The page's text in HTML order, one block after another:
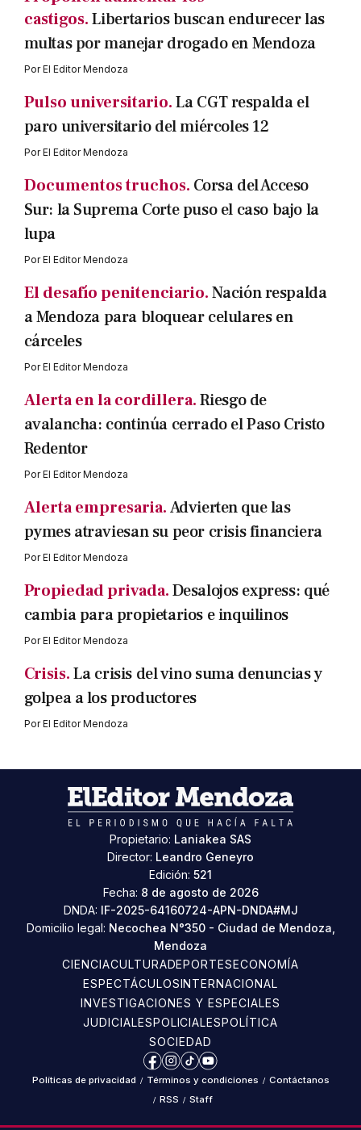
castigos.Libertarios buscan endurecer las
multas por manejar drogado en Mendoza
PorEl Editor Mendoza
Pulso universitario.La CGT respalda el
paro universitario del miércoles 12
PorEl Editor Mendoza
Documentos truchos. Corsa del Acceso
Sur: la Suprema Corte puso el caso bajo la
lupa
PorEl Editor Mendoza
El desafío penitenciario.Nación respalda
a Mendoza para bloquear celulares en
cárceles
PorEl Editor Mendoza
Alerta en la cordillera.Riesgo de
avalancha: continúa cerrado el Paso Cristo
Redentor
PorEl Editor Mendoza
Alerta empresaria.Advierten que las
pymes atraviesan su peor crisis financiera
PorEl Editor Mendoza
Propiedad privada.Desalojos express: qué
cambia para propietarios e inquilinos
PorEl Editor Mendoza
Crisis.La crisis del vino suma denuncias y
golpea a los productores
PorEl Editor Mendoza
Propietario: Laniakea SAS
Director: Leandro Geneyro
Edición: 521
Fecha: 8 de agosto de 2026
DNDA: IF-2025-64160724-APN-DNDA#MJ
Domicilio legal: Necochea N°350 - Ciudad de Mendoza,
Mendoza
CIENCIACULTURADEPORTESECONOMÍA
ESPECTÁCULOSINTERNACIONAL
INVESTIGACIONES Y ESPECIALES
JUDICIALESPOLICIALESPOLÍTICA
SOCIEDAD
Facebook
Instagram
TikTokYouTube
Políticas de privacidad / Términos y condiciones / Contáctanos
/ RSS / Staff